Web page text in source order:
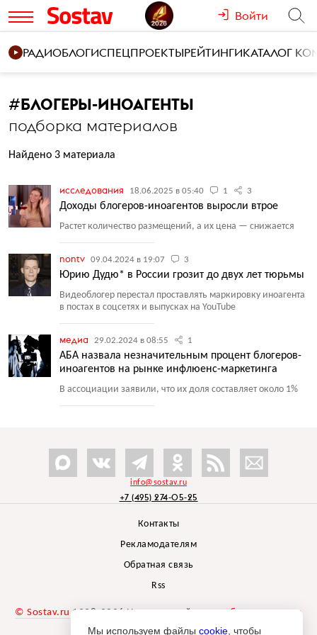
Войти
РАДИОБЛОГИСПЕЦПРОЕКТЫРЕЙТИНГИКАТАЛОГ
#БЛОГЕРЫ-ИНОАГЕНТЫ
подборка материалов
Найдено 3 материала
исследования 18.06.2025 в 05:40 1 3
Доходы блогеров-иноагентов выросли втрое
Растет количество размещений, а их цена — снижается
nontv 09.04.2024 в 19:07 3
Юрию Дудю* в России грозит до двух лет тюрьмы
Видеоблогер перестал проставлять маркировку иноагента
в постах в соцсетях и выпусках на YouTube
медиа 29.02.2024 в 08:55 1
АБА назвала незначительным процент блогеров-
иноагентов на рынке инфлюенс-маркетинга
В ассоциации заявили, что их доля составляет около 1%
info@sostav.ru
+7 (495) 274-05-25
Контакты
Рекламодателям
Обратная связь
Rss
© Sostav.ru 1998-2026 Независимый проектбрендингового
агентства Depot
Мы используем файлы cookie , чтобы